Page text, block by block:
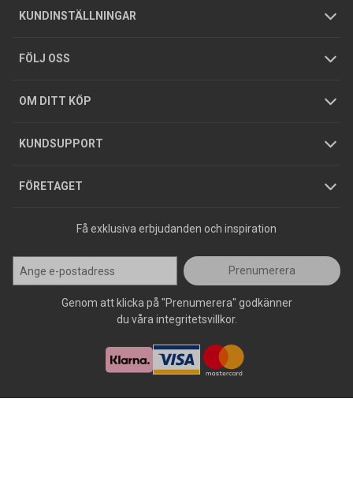
KUNDINSTÄLLNINGAR
Företagskund / Privatkund
FÖLJ OSS
OM DITT KÖP
Allmänna försäljningsvillkor
Integritetspolicy
GDPR
KUNDSUPPORT
Butiker
Foldrar och kataloger
Köpguider
Varumärken
FÖRETAGET
Om oss
Tjänster
Hållbarhet
Jobba hos oss
Press
Få exklusiva erbjudanden och inspiration
Prenumerera
Genom att klicka på "Prenumerera" godkänner
du våra integritetsvillkor.